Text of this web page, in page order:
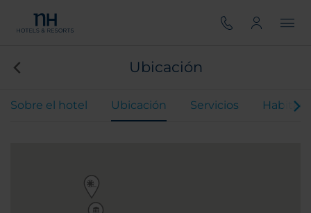
Ubicación
Sobre el hotel Ubicación Servicios